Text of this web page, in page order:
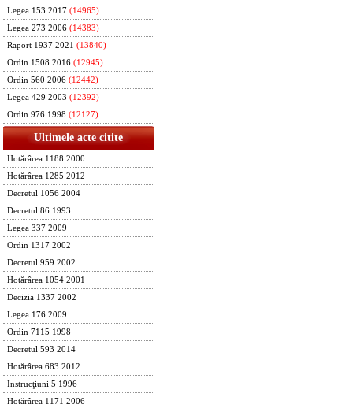
Legea 153 2017 (14965)
Legea 273 2006 (14383)
Raport 1937 2021 (13840)
Ordin 1508 2016 (12945)
Ordin 560 2006 (12442)
Legea 429 2003 (12392)
Ordin 976 1998 (12127)
Ultimele acte citite
Hotărârea 1188 2000
Hotărârea 1285 2012
Decretul 1056 2004
Decretul 86 1993
Legea 337 2009
Ordin 1317 2002
Decretul 959 2002
Hotărârea 1054 2001
Decizia 1337 2002
Legea 176 2009
Ordin 7115 1998
Decretul 593 2014
Hotărârea 683 2012
Instrucţiuni 5 1996
Hotărârea 1171 2006